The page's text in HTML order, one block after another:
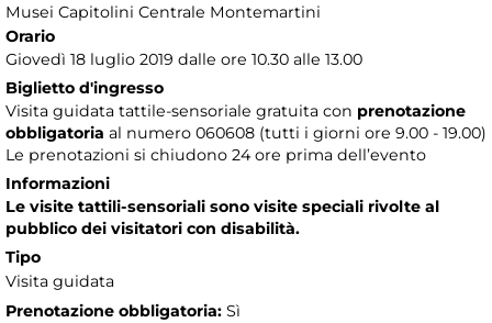
Musei Capitolini Centrale Montemartini
Orario
Giovedì 18 luglio 2019 dalle ore 10.30 alle 13.00
Biglietto d'ingresso
Visita guidata tattile-sensoriale gratuita con prenotazione
obbligatoria al numero 060608 (tutti i giorni ore 9.00 - 19.00)
Le prenotazioni si chiudono 24 ore prima dell’evento
Informazioni
Le visite tattili-sensoriali sono visite speciali rivolte al
pubblico dei visitatori con disabilità.
Tipo
Visita guidata
Prenotazione obbligatoria: Sì